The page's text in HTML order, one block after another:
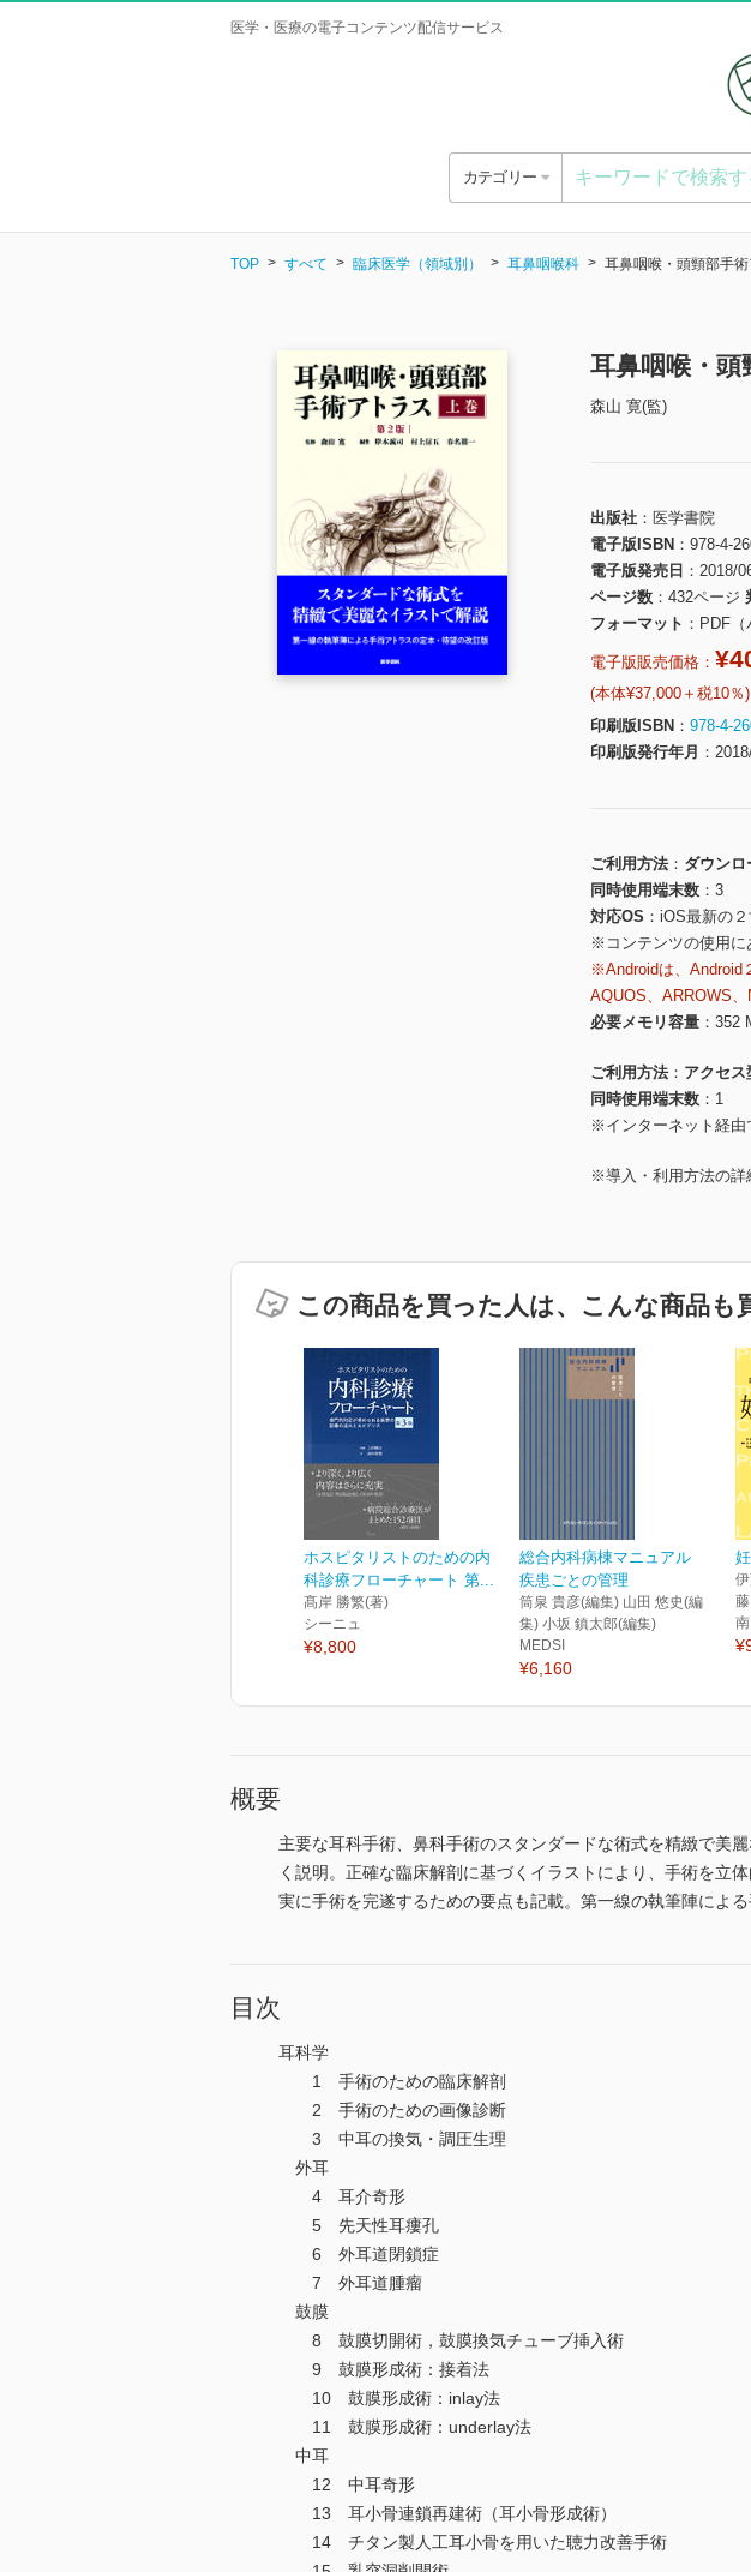
医学・医療の電子コンテンツ配信サービス
カテゴリー
TOP すべて 臨床医学（領域別） 耳鼻咽喉科 耳鼻咽喉・頭頸部手
耳鼻咽喉・頭
森山 寛(監)
出版社
医学書院
電子版ISBN
978-4-
電子版発売日
2018/
ページ数
432ページ
フォーマット
PDF（
電子版販売価格：
(本体¥37,000＋税10％)
印刷版ISBN
978-4-
印刷版発行年月
ご利用方法
ダウンロ
同時使用端末数
3
対応OS
iOS最新の
※コンテンツの使用に
※Androidは、Android
AQUOS、ARROWS
必要メモリ容量
352
ご利用方法
アクセス
同時使用端末数
1
※インターネット経由
※導入・利用方法の詳
この商品を買った人は、こんな商品も
ホスピタリストのための内
科診療フローチャート 第...
髙岸 勝繁(著)
シーニュ
¥8,800
総合内科病棟マニュアル
疾患ごとの管理
筒泉 貴彦(編集) 山田 悠史(編
集) 小坂 鎮太郎(編集)
MEDSI
¥6,160
概要
主要な耳科手術、鼻科手術のスタンダードな術式を精緻で美
く説明。正確な臨床解剖に基づくイラストにより、手術を立
実に手術を完遂するための要点も記載。第一線の執筆陣によ
目次
耳科学
1 手術のための臨床解剖
2 手術のための画像診断
3 中耳の換気・調圧生理
外耳
4 耳介奇形
5 先天性耳瘻孔
6 外耳道閉鎖症
7 外耳道腫瘤
鼓膜
8 鼓膜切開術，鼓膜換気チューブ挿入術
9 鼓膜形成術：接着法
10 鼓膜形成術：inlay法
11 鼓膜形成術：underlay法
中耳
12 中耳奇形
13 耳小骨連鎖再建術（耳小骨形成術）
14 チタン製人工耳小骨を用いた聴力改善手術